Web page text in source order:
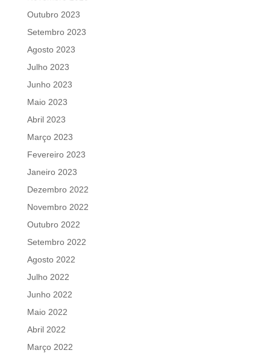
Outubro 2023
Setembro 2023
Agosto 2023
Julho 2023
Junho 2023
Maio 2023
Abril 2023
Março 2023
Fevereiro 2023
Janeiro 2023
Dezembro 2022
Novembro 2022
Outubro 2022
Setembro 2022
Agosto 2022
Julho 2022
Junho 2022
Maio 2022
Abril 2022
Março 2022